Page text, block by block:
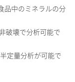
品中のミネラルの分
破壊で分析可能で
定量分析が可能で